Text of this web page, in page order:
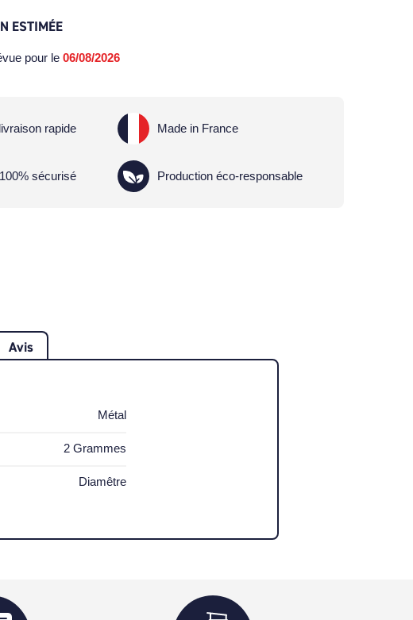
ESTIMÉE
pour le 06/08/2026
rapide Made in France
sécurisé Production éco-responsable
Avis
Métal
2 Grammes
Diamêtre